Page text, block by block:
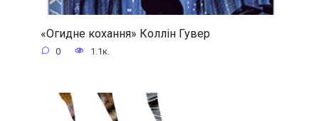
«Огидне кохання» Коллін Гувер
0 1.1к.